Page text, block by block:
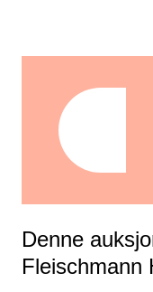
Denne
Fleischmann